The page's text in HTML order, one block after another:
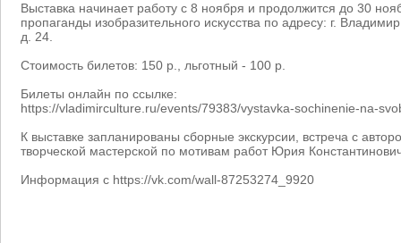
Выставка начинает работу с 8 ноября и продолжится до 30
пропаганды изобразительного искусства по адресу: г.
д. 24.
Стоимость билетов: 150 р., льготный - 100 р.
Билеты онлайн по ссылке:
https://vladimirculture.ru/events/79383/vystavka-sochinenie-na-
К выставке запланированы сборные экскурсии, встреча с
творческой мастерской по мотивам работ Юрия
Информация с https://vk.com/wall-87253274_9920